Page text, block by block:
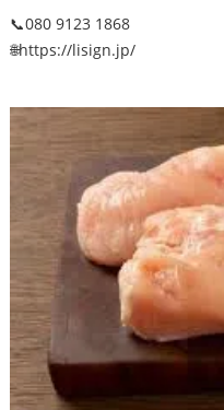
📞080 9123 1868
🌐https://lisign.jp/